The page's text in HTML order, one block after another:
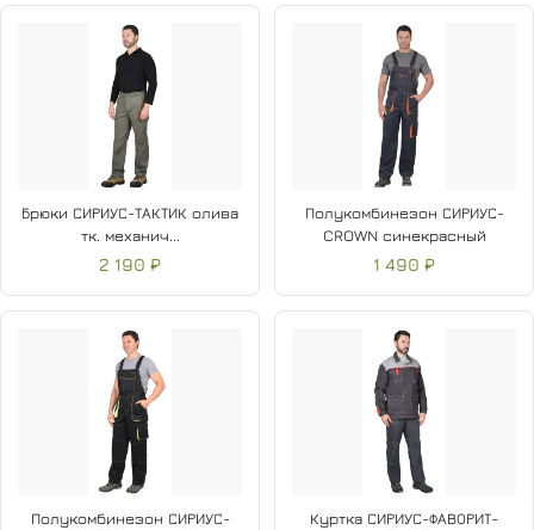
Брюки СИРИУС-ТАКТИК олива
тк. механич...
2 190 ₽
Полукомбинезон СИРИУС-
CROWN синекрасный
1 490 ₽
Полукомбинезон СИРИУС-
Куртка СИРИУС-ФАВОРИТ-